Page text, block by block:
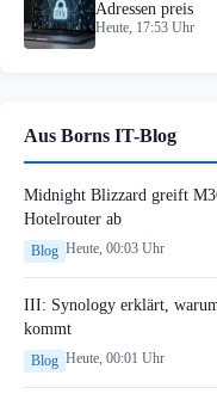
Adressen preis
Heute, 17:53 Uhr
Aus Borns IT-Blog
Midnight Blizzard greift
Hotelrouter ab
Blog Heute, 00:03 Uhr
III: Synology erklärt,
kommt
Blog Heute, 00:01 Uhr